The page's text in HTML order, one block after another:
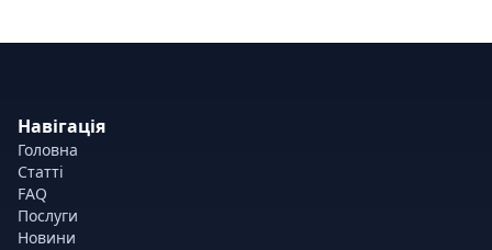
Навігація
Головна
Статті
FAQ
Послуги
Новини